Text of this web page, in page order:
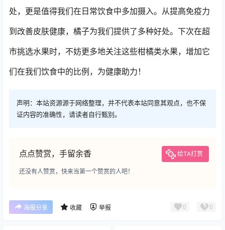
处，更是值得我们在日常饮食中多加摄入。从提高免疫力
到改善皮肤健康，橘子为我们提供了多种好处。下次在超
市挑选水果时，不妨更多地关注这些柑橘类水果，增加它
们在我们饮食中的比例，为健康助力！
声明：本站资源源于网络整理，并不代表本站同意其观点，也不保
证内容的准确性，请读者自行甄别。
点点赞赏，手留余香 给TA打赏
还没有人赞赏，快来当第一个赞赏的人吧！
海报分享 收藏 举报 0 0